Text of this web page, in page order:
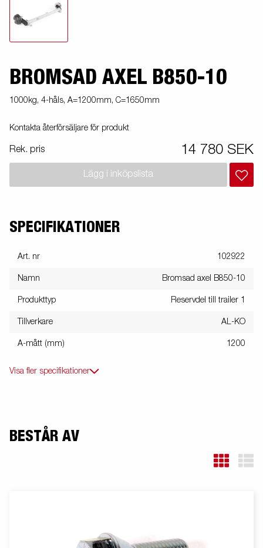
BROMSAD AXEL B850-10
1000kg, 4-håls, A=1200mm, C=1650mm
Kontakta återförsäljare för produkt
Rek. pris 14 780 SEK
Lägg i inköpslista
SPECIFIKATIONER
Art. nr 102922
Namn Bromsad axel B850-10
Produkttyp Reservdel till trailer 1
Tillverkare AL-KO
A-mått (mm) 1200
Visa fler specifikationer
BESTÅR AV